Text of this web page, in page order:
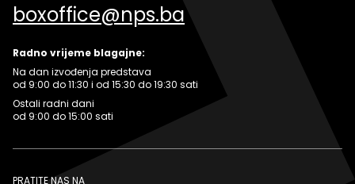
boxoffice@nps.ba
Radno vrijeme blagajne:
Na dan izvođenja predstava
od 9:00 do 11:30 i od 15:30 do 19:30 sati
Ostali radni dani
od 9:00 do 15:00 sati
PRATITE NAS NA